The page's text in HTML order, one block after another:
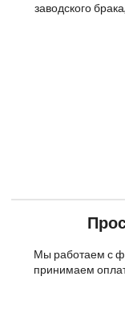
заводского
Мы работаем с
принимаем